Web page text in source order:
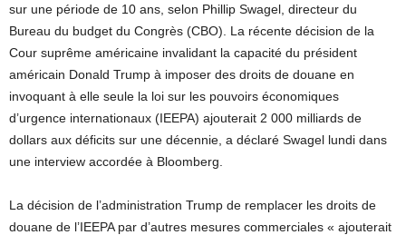
sur une période de 10 ans, selon Phillip Swagel, directeur du
Bureau du budget du Congrès (CBO). La récente décision de la
Cour suprême américaine invalidant la capacité du président
américain Donald Trump à imposer des droits de douane en
invoquant à elle seule la loi sur les pouvoirs économiques
d’urgence internationaux (IEEPA) ajouterait 2 000 milliards de
dollars aux déficits sur une décennie, a déclaré Swagel lundi dans
une interview accordée à Bloomberg.
La décision de l’administration Trump de remplacer les droits de
douane de l’IEEPA par d’autres mesures commerciales « ajouterait